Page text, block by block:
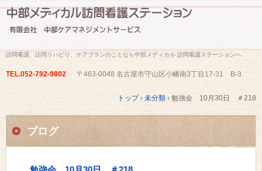
訪問看護、訪問リハビリ、ケアプランのことなら中部メディカル 訪問看護ステーションへ
TEL.052-792-9802 〒463-0048 名古屋市守山区小幡南3丁目17-31 B-3
トップ› 未分類 › 勉強会 10月30日 ＃218
ブログ